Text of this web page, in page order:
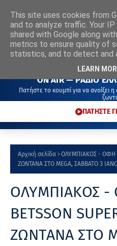
ON AIR — ΡΑΔΙΟ
Πατήστε το κουμπί για να ανοίξει
ΠΑΤΗΣΤΕ
Αρχική σελίδα
ΟΛΥΜΠΙΑΚΟΣ - ΟΦΗ
ΖΩΝΤΑΝΑ ΣΤΟ MEGA, ΣΑΒΒΑΤΟ 3
ΟΛΥΜΠΙΑΚΟΣ -
BETSSON
ΖΩΝΤΑΝΑ ΣΤΟ
This site uses cookies from
and to analyze traffic. Your
shared with Google along
metrics to ensure quality of
statistics, and to detect and
LEARN